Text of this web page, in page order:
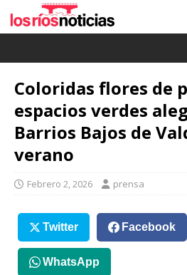
Coloridas flores de
espacios verdes
Barrios Bajos de
verano
Febrero 2, 2026 prensa
Twitter Facebook
WhatsApp